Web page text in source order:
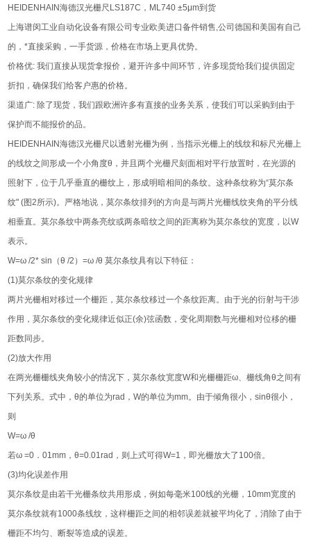
HEIDENHAIN海德汉光栅尺LS187C，ML740 ±5μm到货
上海谱闵工业自动化设备有限公司专业欧美进口备件销售,公司德国和美国有自己
的，*直接采购，一手货源，价格在市场上更具优势。
价格优: 我们直接从现货拿报价，避开许多中间环节，许多现货给我们提供固定
折扣，确保我们给客户惠的价格。
渠道广: 除了现货，我们跟欧洲许多有直接的业务关系，使我们可以采购到由于
保护而不能报价的品。
HEIDENHAIN海德汉光栅尺以透射光栅为例，当指示光栅上的线纹和标尺光栅上
的线纹之间形成一个小角度θ，并且两个光栅尺刻面相对平行放置时，在光源的
照射下，位于几乎垂直的栅纹上，形成明暗相间的条纹。这种条纹称为“莫尔条
纹" (图2所示)。严格地说，莫尔条纹排列的方向是与两片光栅线纹夹角的平分线
相垂直。莫尔条纹中两条亮纹或两条暗纹之间的距离称为莫尔条纹的宽度，以W
表示。
W=ω /2* sin（θ /2）=ω /θ 莫尔条纹具有以下特征：
(1)莫尔条纹的变化规律
两片光栅相对移过一个栅距，莫尔条纹移过一个条纹距离。由于光的衍射与干涉
作用，莫尔条纹的变化规律近似正(余)弦函数，变化周期数与光栅相对位移的栅
距数同步。
(2)放大作用
在两光栅栅线夹角较小的情况下，莫尔条纹宽度W和光栅栅距ω、栅线角θ之间有
下列关系。式中，θ的单位为rad，W的单位为mm。由于倾角很小，sinθ很小，
则
W=ω /θ
若ω =0．01mm，θ=0.01rad，则上式可得W=1，即光栅放大了100倍。
(3)均化误差作用
莫尔条纹是由若干光栅条纹共用形成，例如每毫米100线的光栅，10mm宽度的
莫尔条纹就有1000条线纹，这样栅距之间的相邻误差就被平均化了，消除了由于
栅距不均匀、断裂等造成的误差。